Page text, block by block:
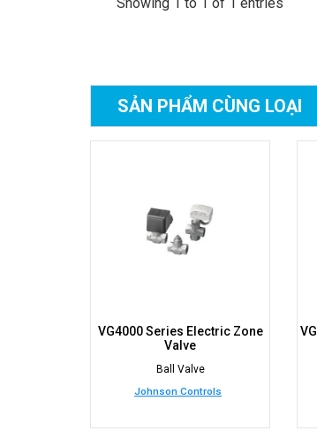
SẢN PHẨM CÙNG LOẠI
VG4000 Series Electric Zone
Valve
Ball Valve
Johnson Controls